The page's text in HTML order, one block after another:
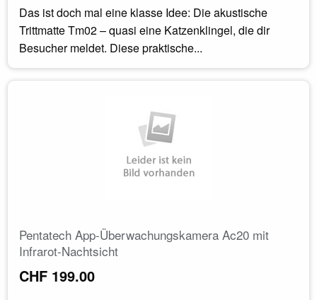
Das ist doch mal eine klasse Idee: Die akustische
Trittmatte Tm02 – quasi eine Katzenklingel, die dir
Besucher meldet. Diese praktische...
Pentatech App-Überwachungskamera Ac20 mit
Infrarot-Nachtsicht
CHF 199.00